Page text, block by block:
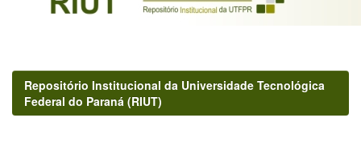
Repositório Institucional da Universidade Tecnológica
Federal do Paraná (RIUT)